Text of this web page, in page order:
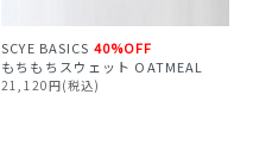
SCYE BASICS 40%OFF
もちもちスウェット OATMEAL
21,120円(税込)